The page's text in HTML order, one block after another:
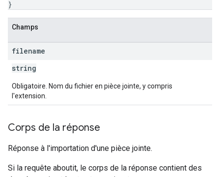
}
Champs
filename
string
Obligatoire. Nom du fichier en pièce jointe, y compris
l'extension.
Corps de la réponse
Réponse à l'importation d'une pièce jointe.
Si la requête aboutit, le corps de la réponse contient des